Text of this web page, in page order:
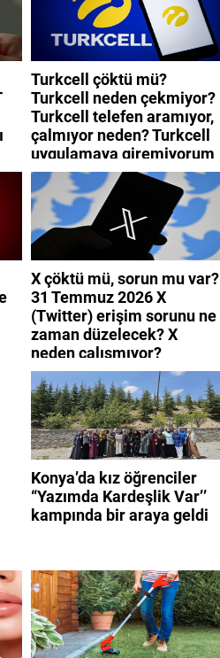
Turkcell çöktü mü?
Turkcell neden çekmiyor?
Turkcell telefen aramıyor,
çalmıyor neden? Turkcell
uygulamaya giremiyorum
neden? Turkcell internet
neden yavaş?
X çöktü mü, sorun mu var?
31 Temmuz 2026 X
(Twitter) erişim sorunu ne
zaman düzelecek? X
neden çalışmıyor?
Konya’da kız öğrenciler
“Yazımda Kardeşlik Var’’
kampında bir araya geldi